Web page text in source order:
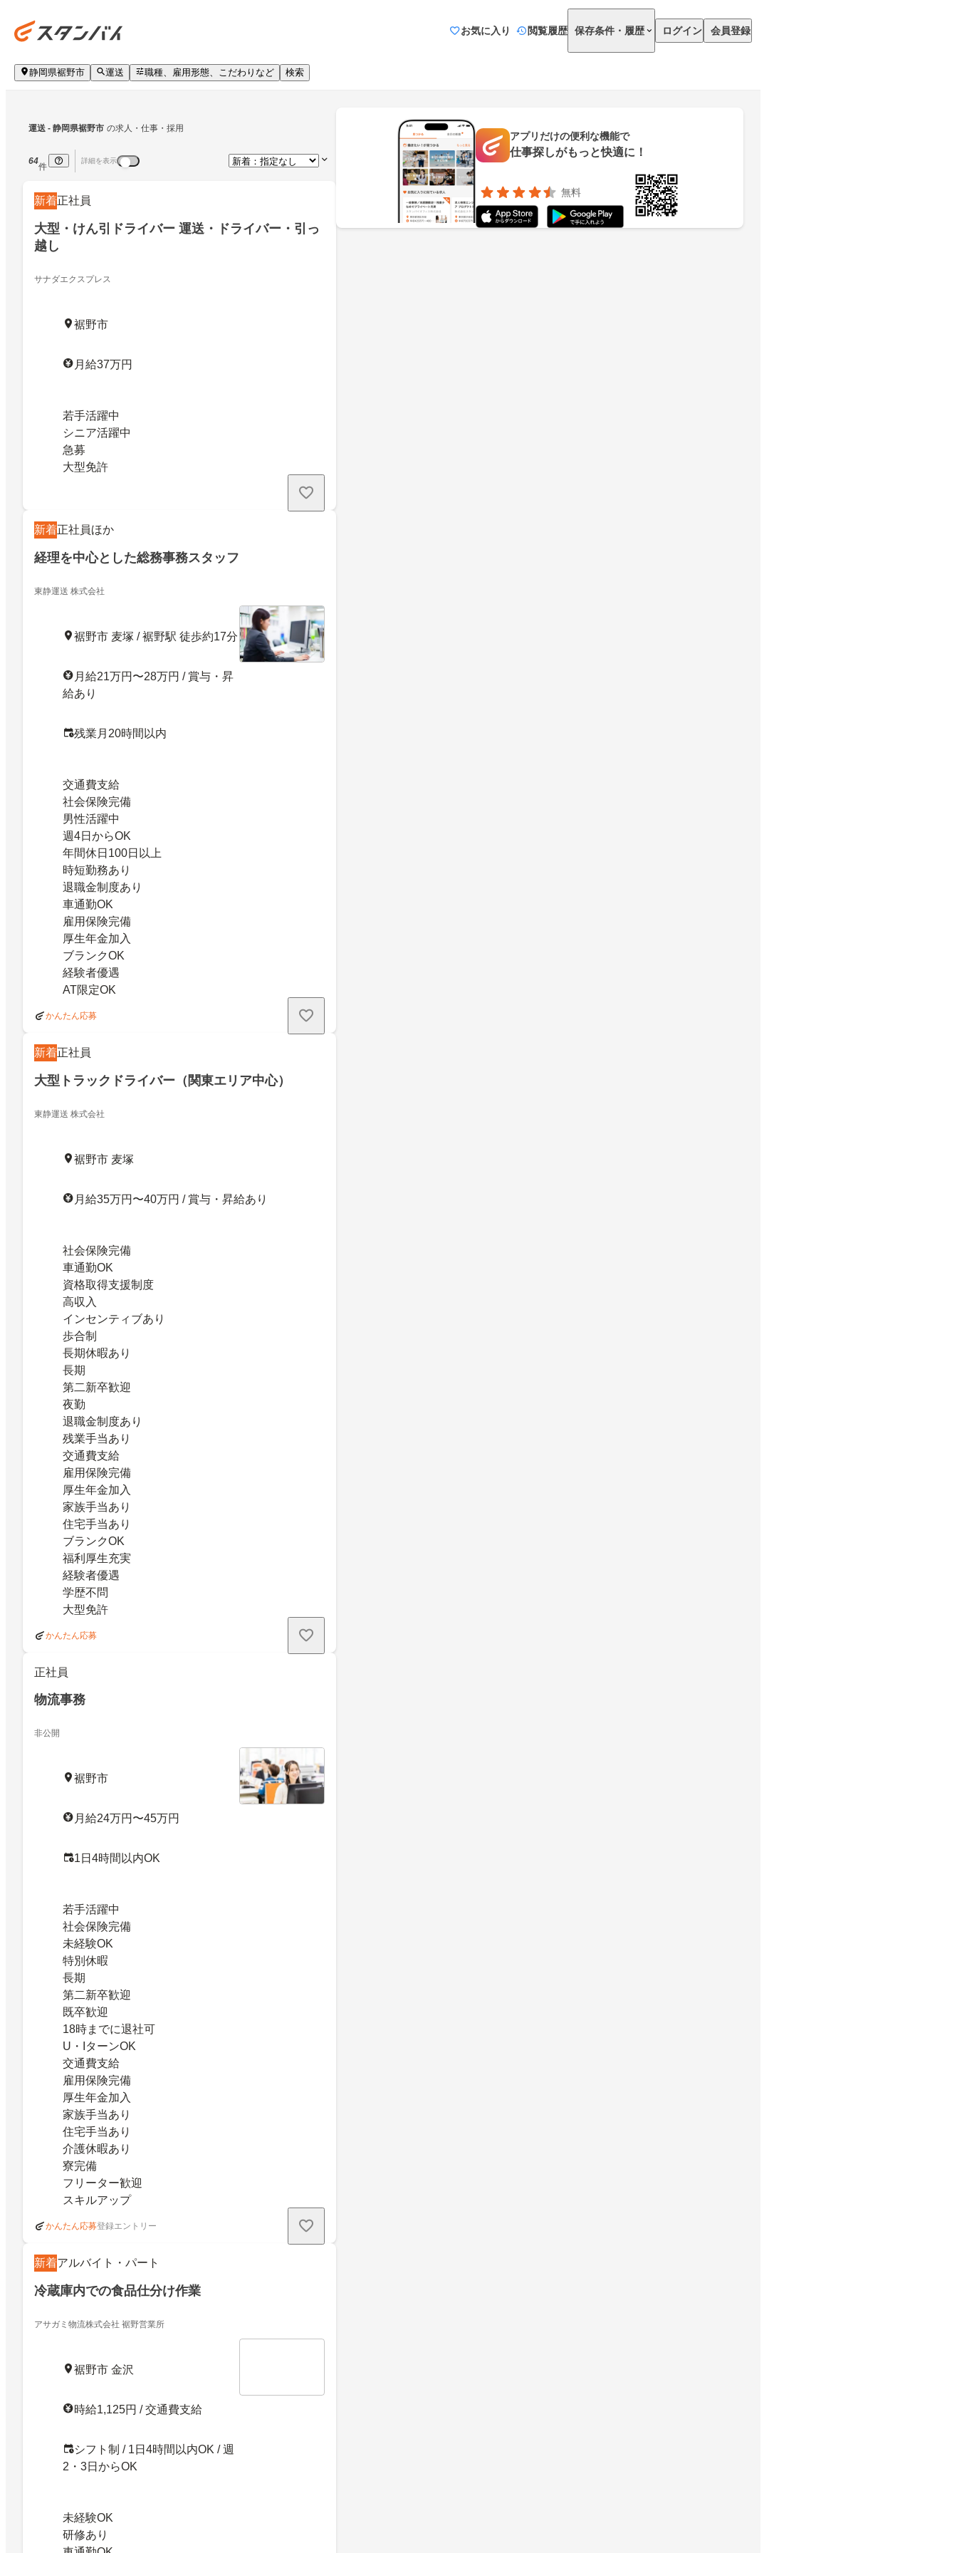
お気に入り 閲覧履歴 保存条件・履歴 ログイン 会員登録
静岡県裾野市 運送 職種、雇用形態、こだわりなど 検索
運送 - 静岡県裾野市 の求人・仕事・採用
64
件
詳細を表示
新着正社員
大型・けん引ドライバー 運送・ドライバー・引っ
越し
サナダエクスプレス
裾野市
月給37万円
若手活躍中
シニア活躍中
急募
大型免許
新着正社員ほか
経理を中心とした総務事務スタッフ
東静運送 株式会社
裾野市 麦塚 / 裾野駅 徒歩約17分
月給21万円〜28万円 / 賞与・昇
給あり
残業月20時間以内
交通費支給
社会保険完備
男性活躍中
週4日からOK
年間休日100日以上
時短勤務あり
退職金制度あり
車通勤OK
雇用保険完備
厚生年金加入
ブランクOK
経験者優遇
AT限定OK
かんたん応募
新着正社員
大型トラックドライバー（関東エリア中心）
東静運送 株式会社
裾野市 麦塚
月給35万円〜40万円 / 賞与・昇給あり
社会保険完備
車通勤OK
資格取得支援制度
高収入
インセンティブあり
歩合制
長期休暇あり
長期
第二新卒歓迎
夜勤
退職金制度あり
残業手当あり
交通費支給
雇用保険完備
厚生年金加入
家族手当あり
住宅手当あり
ブランクOK
福利厚生充実
経験者優遇
学歴不問
大型免許
かんたん応募
正社員
物流事務
非公開
裾野市
月給24万円〜45万円
1日4時間以内OK
若手活躍中
社会保険完備
未経験OK
特別休暇
長期
第二新卒歓迎
既卒歓迎
18時までに退社可
U・IターンOK
交通費支給
雇用保険完備
厚生年金加入
家族手当あり
住宅手当あり
介護休暇あり
寮完備
フリーター歓迎
スキルアップ
かんたん応募登録エントリー
新着アルバイト・パート
冷蔵庫内での食品仕分け作業
アサガミ物流株式会社 裾野営業所
裾野市 金沢
時給1,125円 / 交通費支給
シフト制 / 1日4時間以内OK / 週
2・3日からOK
未経験OK
研修あり
アプリだけの便利な機能で
仕事探しがもっと快適に！
無料